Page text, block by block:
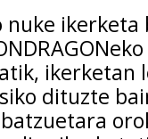
nuke
ikerketan
dituzte